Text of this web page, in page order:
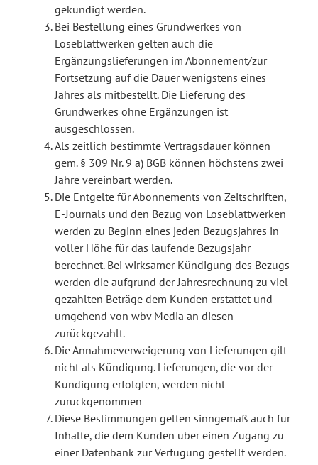
gekündigt werden.
Bei Bestellung eines Grundwerkes von
Loseblattwerken gelten auch die
Ergänzungslieferungen im Abonnement/zur
Fortsetzung auf die Dauer wenigstens eines
Jahres als mitbestellt. Die Lieferung des
Grundwerkes ohne Ergänzungen ist
ausgeschlossen.
Als zeitlich bestimmte Vertragsdauer können
gem. § 309 Nr. 9 a) BGB können höchstens zwei
Jahre vereinbart werden.
Die Entgelte für Abonnements von Zeitschriften,
E-Journals und den Bezug von Loseblattwerken
werden zu Beginn eines jeden Bezugsjahres in
voller Höhe für das laufende Bezugsjahr
berechnet. Bei wirksamer Kündigung des Bezugs
werden die aufgrund der Jahresrechnung zu viel
gezahlten Beträge dem Kunden erstattet und
umgehend von wbv Media an diesen
zurückgezahlt.
Die Annahmeverweigerung von Lieferungen gilt
nicht als Kündigung. Lieferungen, die vor der
Kündigung erfolgten, werden nicht
zurückgenommen
Diese Bestimmungen gelten sinngemäß auch für
Inhalte, die dem Kunden über einen Zugang zu
einer Datenbank zur Verfügung gestellt werden.